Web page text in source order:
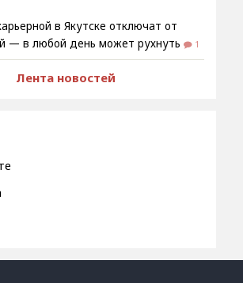
в Якутске отключат от
— в любой день может рухнуть
1
Лента новостей